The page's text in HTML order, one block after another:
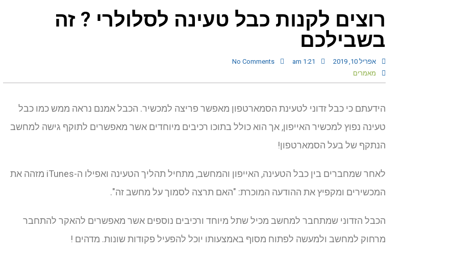
רוצים לקנות כבל טעינה לסלולרי ? זה
בשבילכם
אפריל 10, 2019 1:21 am
No Comments
מאמרים
הידעתם כי כבל זדוני לטעינת הסמארטפון מאפשר פריצה למכשיר. הכבל אמנם נראה ממש כמו כבל
טעינה נפוץ למכשיר האייפון, אך הוא כולל בתוכו רכיבים מיוחדים אשר מאפשרים לתוקף גישה למחשב
הנתקף של בעל הסמארטפון!
לאחר שמחברים בין כבל הטעינה, האייפון והמחשב, מתחיל תהליך הטעינה ואפילו ה-iTunes מזהה את
המכשירים ומקפיץ את ההודעה המוכרת: "האם תרצה לסמוך על מחשב זה".
הכבל הזדוני שמתחבר למחשב מכיל שתל מיוחד ורכיבים נוספים אשר מאפשרים להאקר להתחבר
מרחוק למחשב ולמעשה לפתוח מסוף באמצעותו יוכל להפעיל פקודות שונות. מדהים !